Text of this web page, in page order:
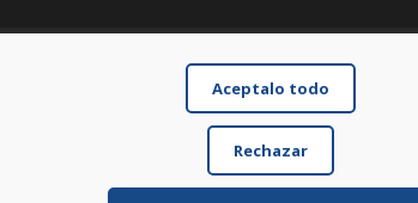
Aceptalo todo
Rechazar